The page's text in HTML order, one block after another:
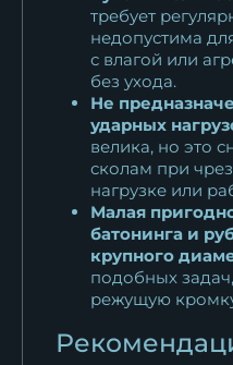
требует
недопустима
с влагой или
без ухода.
Не
ударных
велика, но это
сколам при
нагрузке или
Малая
батонинга и
крупного
подобных
режущую